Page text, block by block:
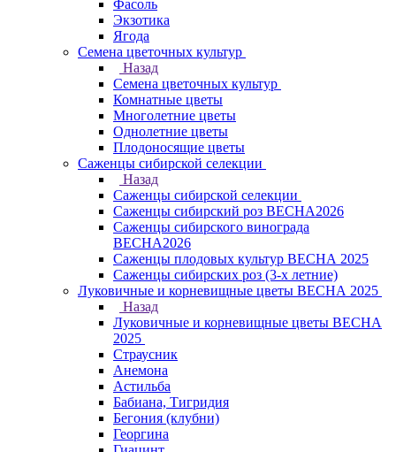
Фасоль
Экзотика
Ягода
Семена цветочных культур
Назад
Семена цветочных культур
Комнатные цветы
Многолетние цветы
Однолетние цветы
Плодоносящие цветы
Саженцы сибирской селекции
Назад
Саженцы сибирской селекции
Саженцы сибирский роз ВЕСНА2026
Саженцы сибирского винограда
ВЕСНА2026
Саженцы плодовых культур ВЕСНА 2025
Саженцы сибирских роз (3-х летние)
Луковичные и корневищные цветы ВЕСНА 2025
Назад
Луковичные и корневищные цветы ВЕСНА
2025
Страусник
Анемона
Астильба
Бабиана, Тигридия
Бегония (клубни)
Георгина